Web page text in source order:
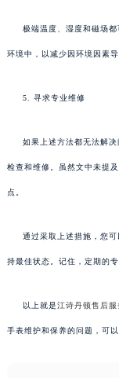
极端温度、湿度和磁场
环境中，以减少因环境因素导
5. 寻求专业维修
如果上述方法都无法解
检查和维修。虽然文中未提
点。
通过采取上述措施，您
持最佳状态。记住，定期的
以上就是江诗丹顿售后服
手表维护和保养的问题，可